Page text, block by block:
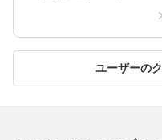
ユーザーの